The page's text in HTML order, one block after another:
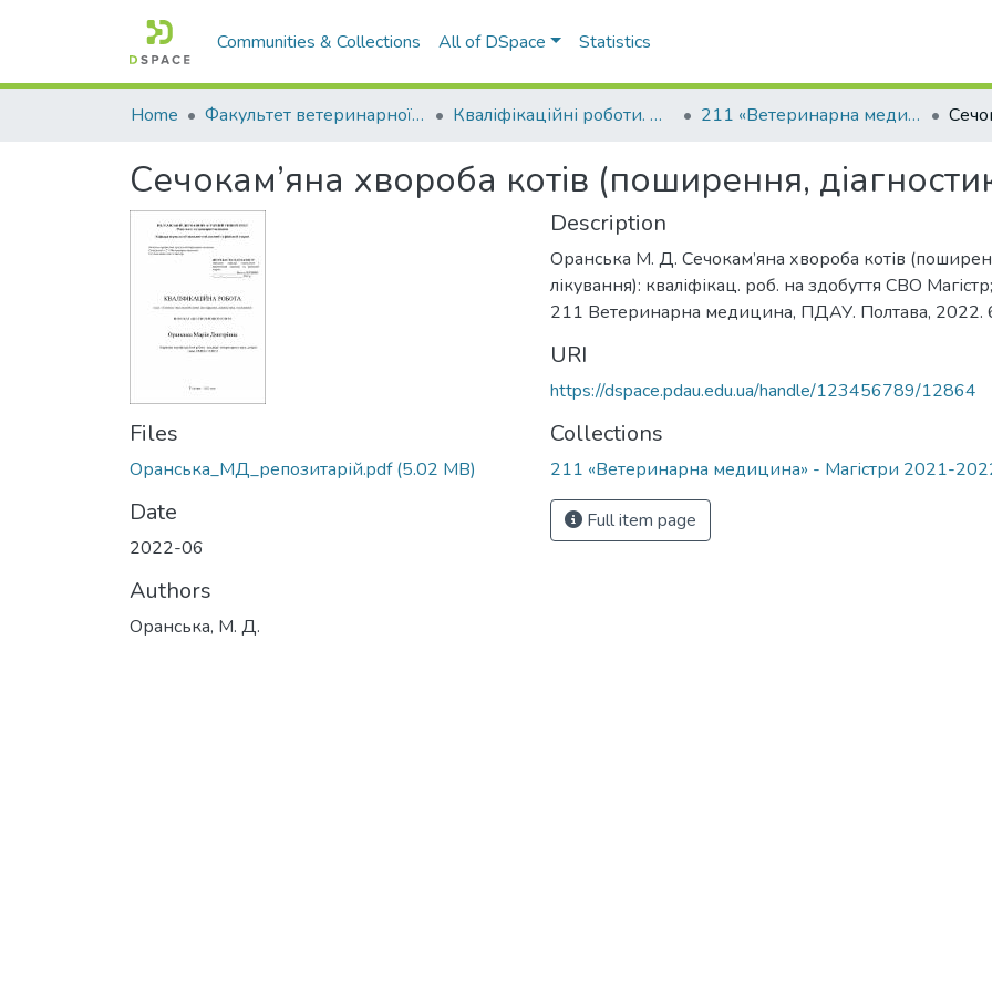
Communities & Collections All of DSpace Statistics
Home Факультет ветеринарної медицини Кваліфікаційні роботи. Факультет ветеринарної медицини 211 «Ветеринарна медицина» - Магістри 2021-2022
Сечокам’яна хвороба котів (поширення,
Files
Оранська_МД_репозитарій.pdf(5.02 MB)
Date
2022-06
Authors
Оранська, М. Д.
Description
Оранська М. Д. Сечокам’яна хвороба котів
лікування): кваліфікац. роб. на здобуття СВО Магістр;
211 Ветеринарна медицина, ПДАУ. Полтава, 2022.
URI
https://dspace.pdau.edu.ua/handle/123456789/12864
Collections
211 «Ветеринарна медицина» - Магістри 2021-
Full item page